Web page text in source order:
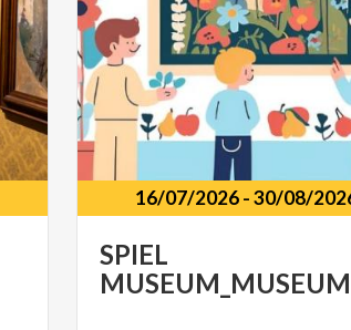
16/07/2026-30/08/
SPIEL